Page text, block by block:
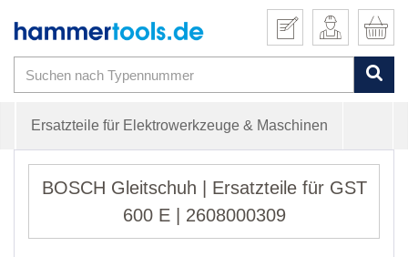
Ersatzteile für Elektrowerkzeuge & Maschinen
BOSCH Gleitschuh | Ersatzteile für GST
600 E | 2608000309